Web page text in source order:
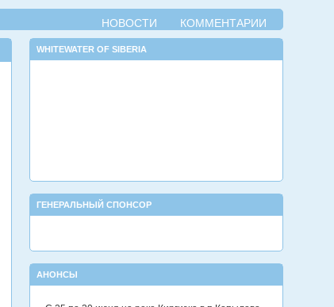
НОВОСТИ КОММЕНТАРИИ
WHITEWATER OF SIBERIA
ГЕНЕРАЛЬНЫЙ СПОНСОР
АНОНСЫ